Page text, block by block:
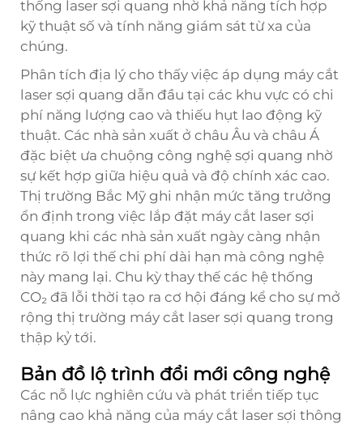
thống laser sợi quang nhờ khả năng tích hợp
kỹ thuật số và tính năng giám sát từ xa của
chúng.
Phân tích địa lý cho thấy việc áp dụng máy cắt
laser sợi quang dẫn đầu tại các khu vực có chi
phí năng lượng cao và thiếu hụt lao động kỹ
thuật. Các nhà sản xuất ở châu Âu và châu Á
đặc biệt ưa chuộng công nghệ sợi quang nhờ
sự kết hợp giữa hiệu quả và độ chính xác cao.
Thị trường Bắc Mỹ ghi nhận mức tăng trưởng
ổn định trong việc lắp đặt máy cắt laser sợi
quang khi các nhà sản xuất ngày càng nhận
thức rõ lợi thế chi phí dài hạn mà công nghệ
này mang lại. Chu kỳ thay thế các hệ thống
CO₂ đã lỗi thời tạo ra cơ hội đáng kể cho sự mở
rộng thị trường máy cắt laser sợi quang trong
thập kỷ tới.
Bản đồ lộ trình đổi mới công nghệ
Các nỗ lực nghiên cứu và phát triển tiếp tục
nâng cao khả năng của máy cắt laser sợi thông